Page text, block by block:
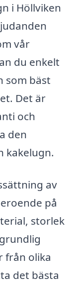
i Höllviken
vår
du enkelt
som bäst
Det är
och
den
kakelugn.
av
på
storlek
från olika
det bästa